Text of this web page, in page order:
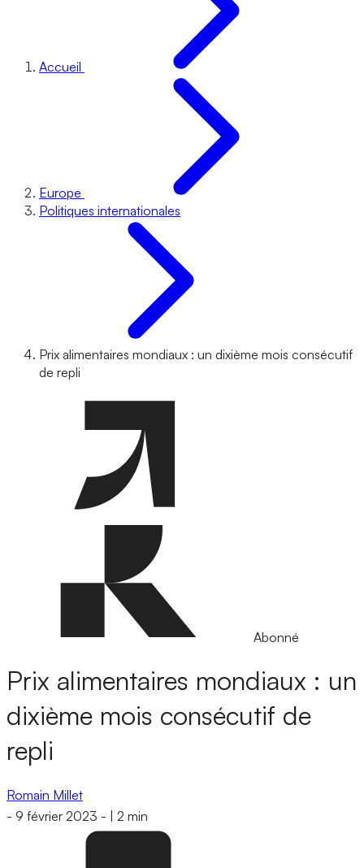
Accueil
Europe
Politiques internationales
Prix alimentaires mondiaux : un dixième mois consécutif
de repli
Abonné
Prix alimentaires mondiaux : un
dixième mois consécutif de
repli
Romain Millet
- 9 février 2023 - 2 min